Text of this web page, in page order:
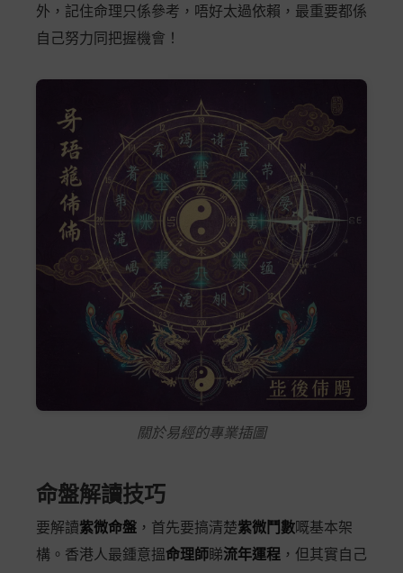
外，記住命理只係參考，唔好太過依賴，最重要都係
自己努力同把握機會！
關於易經的專業插圖
命盤解讀技巧
要解讀紫微命盤 ，首先要搞清楚紫微鬥數嘅基本架
構。香港人最鍾意搵命理師睇流年運程 ，但其實自己